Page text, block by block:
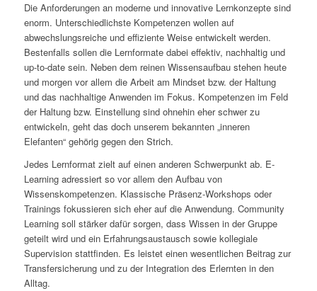
Die Anforderungen an moderne und innovative Lernkonzepte sind
enorm. Unterschiedlichste Kompetenzen wollen auf
abwechslungsreiche und effiziente Weise entwickelt werden.
Bestenfalls sollen die Lernformate dabei effektiv, nachhaltig und
up-to-date sein. Neben dem reinen Wissensaufbau stehen heute
und morgen vor allem die Arbeit am Mindset bzw. der Haltung
und das nachhaltige Anwenden im Fokus. Kompetenzen im Feld
der Haltung bzw. Einstellung sind ohnehin eher schwer zu
entwickeln, geht das doch unserem bekannten „inneren
Elefanten“ gehörig gegen den Strich.
Jedes Lernformat zielt auf einen anderen Schwerpunkt ab. E-
Learning adressiert so vor allem den Aufbau von
Wissenskompetenzen. Klassische Präsenz-Workshops oder
Trainings fokussieren sich eher auf die Anwendung. Community
Learning soll stärker dafür sorgen, dass Wissen in der Gruppe
geteilt wird und ein Erfahrungsaustausch sowie kollegiale
Supervision stattfinden. Es leistet einen wesentlichen Beitrag zur
Transfersicherung und zu der Integration des Erlernten in den
Alltag.